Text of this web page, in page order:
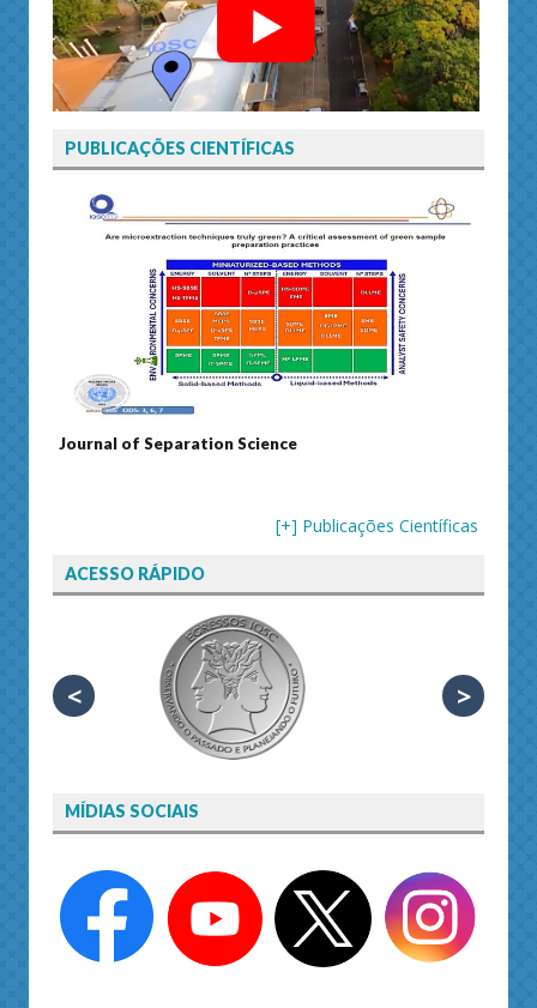
PUBLICAÇÕES CIENTÍFICAS
Journal of Separation Science
[+] Publicações Científicas
ACESSO RÁPIDO
< >
MÍDIAS SOCIAIS